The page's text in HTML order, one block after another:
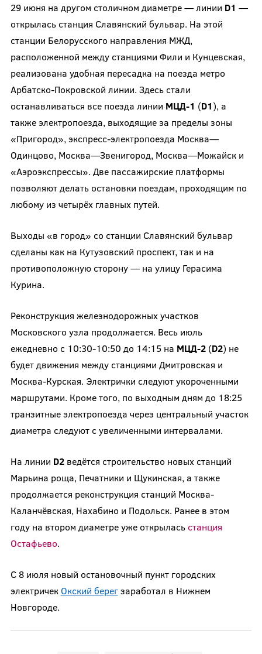
29 июня на другом столичном диаметре — линии D1 —
открылась станция Славянский бульвар. На этой
станции Белорусского направления МЖД,
расположенной между станциями Фили и Кунцевская,
реализована удобная пересадка на поезда метро
Арбатско-Покровской линии. Здесь стали
останавливаться все поезда линии МЦД-1 (D1), а
также электропоезда, выходящие за пределы зоны
«Пригород», экспресс-электропоезда Москва—
Одинцово, Москва—Звенигород, Москва—Можайск и
«Аэроэкспрессы». Две пассажирские платформы
позволяют делать остановки поездам, проходящим по
любому из четырёх главных путей.
Выходы «в город» со станции Славянский бульвар
сделаны как на Кутузовский проспект, так и на
противоположную сторону — на улицу Герасима
Курина.
Реконструкция железнодорожных участков
Московского узла продолжается. Весь июль
ежедневно с 10:30-10:50 до 14:15 на МЦД-2(D2) не
будет движения между станциями Дмитровская и
Москва-Курская. Электрички следуют укороченными
маршрутами. Кроме того, по выходным дням до 18:25
транзитные электропоезда через центральный участок
диаметра следуют с увеличенными интервалами.
На линии D2ведётся строительство новых станций
Марьина роща, Печатники и Щукинская, а также
продолжается реконструкция станций Москва-
Каланчёвская, Нахабино и Подольск. Ранее в этом
году на втором диаметре уже открыласьстанция
Остафьево.
С 8 июля новый остановочный пункт городских
электричек Окский берегзаработал в Нижнем
Новгороде.